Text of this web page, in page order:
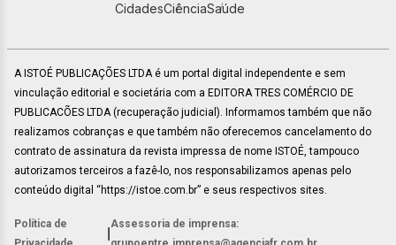
CidadesCiênciaSaúde
A ISTOÉ PUBLICAÇÕES LTDA é um portal digital independente e sem
vinculação editorial e societária com a EDITORA TRES COMÉRCIO DE
PUBLICACÕES LTDA (recuperação judicial). Informamos também que não
realizamos cobranças e que também não oferecemos cancelamento do
contrato de assinatura da revista impressa de nome ISTOÉ, tampouco
autorizamos terceiros a fazê-lo, nos responsabilizamos apenas pelo
conteúdo digital “https://istoe.com.br” e seus respectivos sites.
Política de
Assessoria de imprensa: